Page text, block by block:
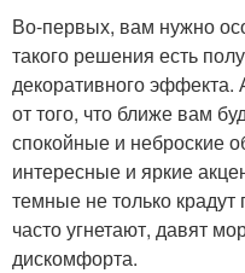
Во-первых, вам нужно
такого решения есть
декоративного эффекта.
от того, что ближе вам
спокойные и неброские
интересные и яркие
темные не только
часто угнетают, давят
дискомфорта.